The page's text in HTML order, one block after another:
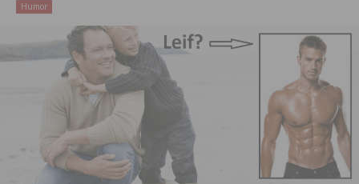
Humor